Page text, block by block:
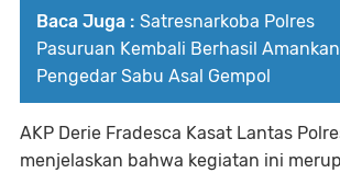
Baca Juga : Satresnarkoba Polres
Pasuruan Kembali Berhasil
Pengedar Sabu Asal Gempol
AKP Derie Fradesca Kasat Lantas
menjelaskan bahwa kegiatan ini